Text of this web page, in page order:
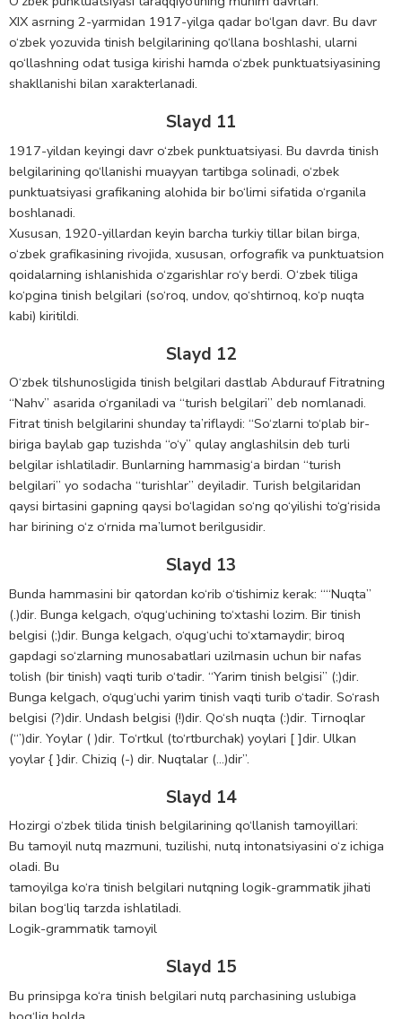
XIX asrning 2-yarmidan 1917-yilga qadar bo‘lgan davr. Bu davr
o‘zbek yozuvida tinish belgilarining qo‘llana boshlashi, ularni
qo‘llashning odat tusiga kirishi hamda o‘zbek punktuatsiyasining
shakllanishi bilan xarakterlanadi.
Slayd 11
1917-yildan keyingi davr o‘zbek punktuatsiyasi. Bu davrda tinish
belgilarining qo‘llanishi muayyan tartibga solinadi, o‘zbek
punktuatsiyasi grafikaning alohida bir bo‘limi sifatida o‘rganila
boshlanadi.
Xususan, 1920-yillardan keyin barcha turkiy tillar bilan birga,
o‘zbek grafikasining rivojida, xususan, orfografik va punktuatsion
qoidalarning ishlanishida o‘zgarishlar ro‘y berdi. O‘zbek tiliga
ko‘pgina tinish belgilari (so‘roq, undov, qo‘shtirnoq, ko‘p nuqta
kabi) kiritildi.
Slayd 12
O‘zbek tilshunosligida tinish belgilari dastlab Abdurauf Fitratning
“Nahv” asarida o‘rganiladi va “turish belgilari” deb nomlanadi.
Fitrat tinish belgilarini shunday ta’riflaydi: “So‘zlarni to‘plab bir-
biriga baylab gap tuzishda “o‘y” qulay anglashilsin deb turli
belgilar ishlatiladir. Bunlarning hammasig‘a birdan “turish
belgilari” yo sodacha “turishlar” deyiladir. Turish belgilaridan
qaysi birtasini gapning qaysi bo‘lagidan so‘ng qo‘yilishi to‘g‘risida
har birining o‘z o‘rnida ma’lumot berilgusidir.
Slayd 13
Bunda hammasini bir qatordan ko‘rib o‘tishimiz kerak: ““Nuqta”
(.)dir. Bunga kelgach, o‘qug‘uchining to‘xtashi lozim. Bir tinish
belgisi (;)dir. Bunga kelgach, o‘qug‘uchi to‘xtamaydir; biroq
gapdagi so‘zlarning munosabatlari uzilmasin uchun bir nafas
tolish (bir tinish) vaqti turib o‘tadir. “Yarim tinish belgisi” (;)dir.
Bunga kelgach, o‘qug‘uchi yarim tinish vaqti turib o‘tadir. So‘rash
belgisi (?)dir. Undash belgisi (!)dir. Qo‘sh nuqta (:)dir. Tirnoqlar
(“’)dir. Yoylar ( )dir. To‘rtkul (to‘rtburchak) yoylari [ ]dir. Ulkan
yoylar { }dir. Chiziq (-) dir. Nuqtalar (…)dir”.
Slayd 14
Hozirgi o‘zbek tilida tinish belgilarining qo‘llanish tamoyillari:
Bu tamoyil nutq mazmuni, tuzilishi, nutq intonatsiyasini o‘z ichiga
oladi. Bu
tamoyilga ko‘ra tinish belgilari nutqning logik-grammatik jihati
bilan bog‘liq tarzda ishlatiladi.
Logik-grammatik tamoyil
Slayd 15
Bu prinsipga ko‘ra tinish belgilari nutq parchasining uslubiga